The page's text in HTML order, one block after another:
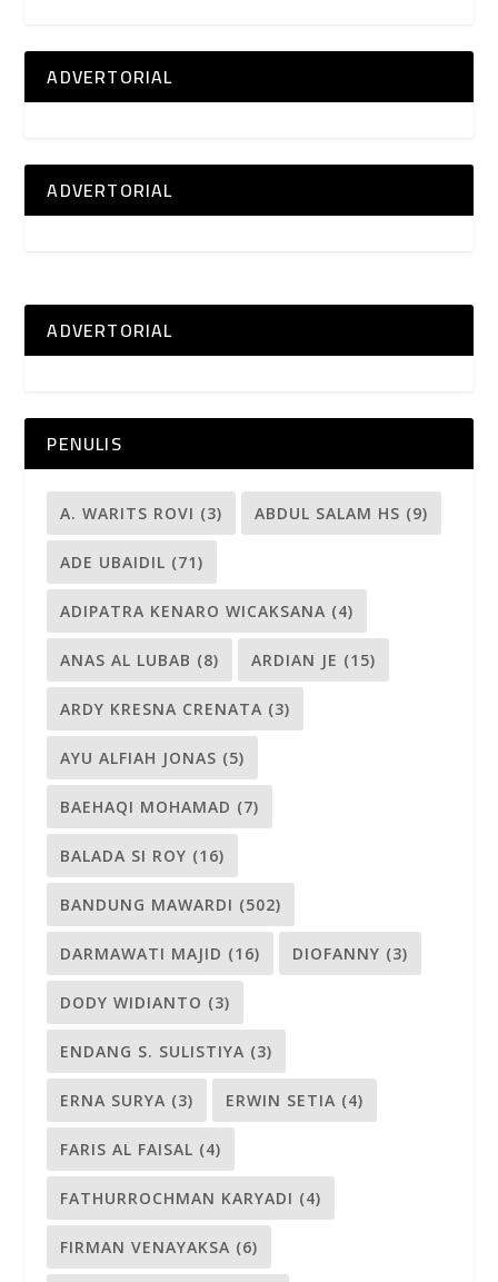
ADVERTORIAL
ADVERTORIAL
ADVERTORIAL
PENULIS
A. WARITS ROVI (3) ABDUL SALAM HS (9)
ADE UBAIDIL (71)
ADIPATRA KENARO WICAKSANA (4)
ANAS AL LUBAB (8) ARDIAN JE (15)
ARDY KRESNA CRENATA (3)
AYU ALFIAH JONAS (5)
BAEHAQI MOHAMAD (7)
BALADA SI ROY (16)
BANDUNG MAWARDI (502)
DARMAWATI MAJID (16) DIOFANNY (3)
DODY WIDIANTO (3)
ENDANG S. SULISTIYA (3)
ERNA SURYA (3) ERWIN SETIA (4)
FARIS AL FAISAL (4)
FATHURROCHMAN KARYADI (4)
FIRMAN VENAYAKSA (6)